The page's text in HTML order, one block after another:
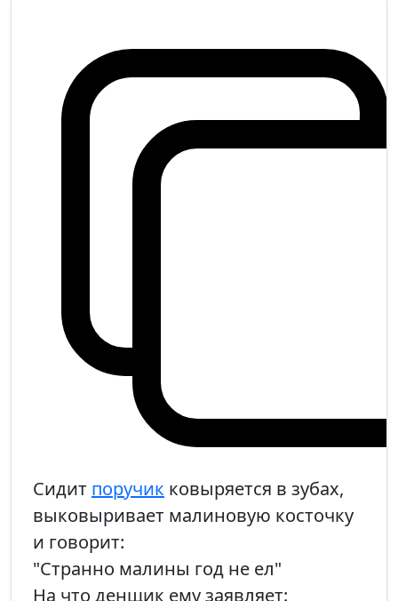
Сидит поручик ковыряется в зубах,
выковыривает малиновую косточку
и говорит:
"Странно малины год не ел"
На что денщик ему заявляет: